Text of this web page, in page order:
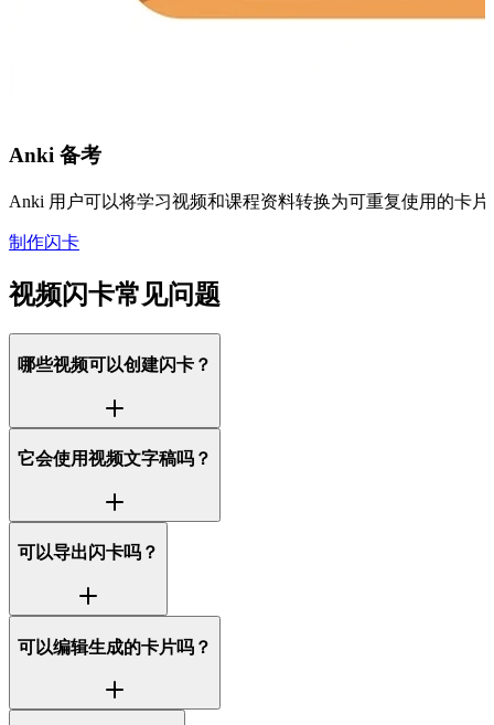
Anki 备考
Anki 用户可以将学习视频和课程资料转换为可重复使用的卡
制作闪卡
视频闪卡常见问题
哪些视频可以创建闪卡？
它会使用视频文字稿吗？
可以导出闪卡吗？
可以编辑生成的卡片吗？